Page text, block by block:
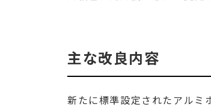
主な改良内容
新たに標準設定されたアルミ